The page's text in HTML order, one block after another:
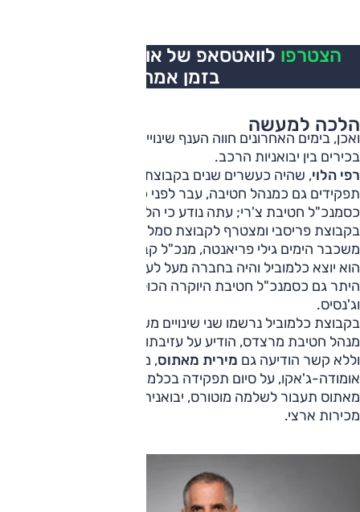
הצטרפו לוואטסאפ של אוטו, כל העדכונים
בזמן אמת
הלכה למעשה
ואכן, בימים האחרונים חווה הענף שינויים גדולים באיוש תפקידים
בכירים בין יבואניות הרכב.
רפי הלוי, שהיה כעשרים שנים בקבוצת כלמוביל וכיהן במספר
תפקידים גם כמנהל חטיבה, עבר לפני כשנה לקבוצת פריסבי
כסמנכ"ל חטיבת צ'רי; עתה נודע כי הלוי מסיים את תפקידו
בקבוצת פריסבי ומצטרף לקבוצת סמל"ת בה הוא חובר לידידו
משכבר הימים גילי פריאנטה, מנכ"ל קבוצת סמלת. גם פריאנטה
הוא יוצא כלמוביל והיה בחברה מעל לעשור, לאחר שכיהן בה בין
היתר גם כסמנכ"ל חטיבת היוקרה הכוללת את מרצדס, סמארט
וג'נסיס.
בקבוצת כלמוביל נרשמו שני שינויים משמעותיים.
מנהל חטיבת מרצדס, הודיע על עזיבתו את התפקיד. במקביל
וללא קשר הודיעה גם מירית מאתוס, מנהלת חטיבת
אומודה-ג'אקו, על סיום תפקידה בכלמוביל; על-פי ההערכות,
מכירות ארצי.